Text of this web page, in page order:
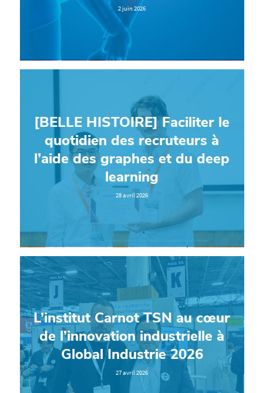
2 juin 2026
[BELLE HISTOIRE] Faciliter le
quotidien des recruteurs à
l’aide des graphes et du deep
learning
28 avril 2026
L’institut Carnot TSN au cœur
de l’innovation industrielle à
Global Industrie 2026
27 avril 2026